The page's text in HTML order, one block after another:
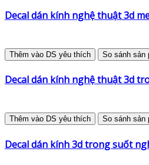
Decal dán kính nghệ thuật 3d
Thêm vào DS yêu thích So sánh sản
Decal dán kính nghệ thuật 3d
Thêm vào DS yêu thích So sánh sản
Decal dán kính 3d trong suốt